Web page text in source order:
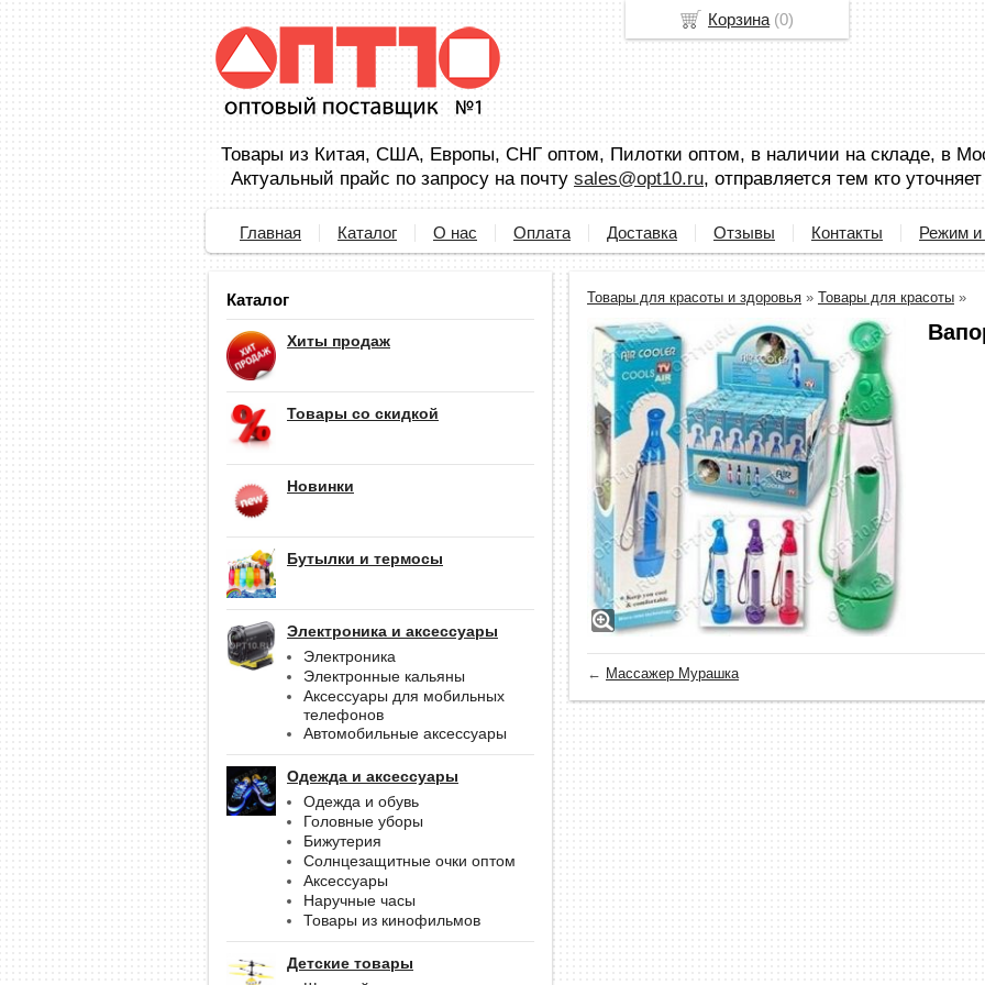
Товары из Китая, США, Европы, СНГ оптом, Пилотки оптом, в наличии на складе, в
Актуальный прайс по запросу на почту sales@opt10.ru, отправляется тем кто
Главная Каталог О нас Оплата Доставка Отзывы Контакты Режим и
Каталог
Хиты продаж
Товары со скидкой
Новинки
Бутылки и термосы
Электроника и аксессуары
Электроника
Электронные кальяны
Аксессуары для мобильных
телефонов
Автомобильные аксессуары
Одежда и аксессуары
Одежда и обувь
Головные уборы
Бижутерия
Солнцезащитные очки оптом
Аксессуары
Наручные часы
Товары из кинофильмов
Детские товары
Товары для красоты и здоровья » Товары для красоты »
← Массажер Мурашка
Корзина (0)